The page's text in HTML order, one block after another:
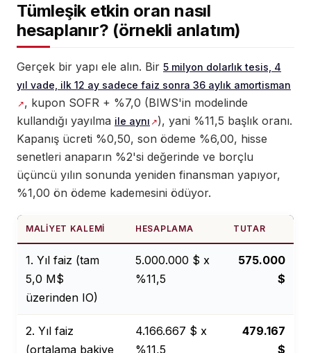
Tümleşik etkin oran nasıl
hesaplanır? (örnekli anlatım)
Gerçek bir yapı ele alın. Bir 5 milyon dolarlık tesis, 4
yıl vade, ilk 12 ay sadece faiz sonra 36 aylık amortisman
, kupon SOFR + %7,0 (BIWS'in modelinde
kullandığı yayılma ile aynı
), yani %11,5 başlık oranı.
Kapanış ücreti %0,50, son ödeme %6,00, hisse
senetleri anaparın %2'si değerinde ve borçlu
üçüncü yılın sonunda yeniden finansman yapıyor,
%1,00 ön ödeme kademesini ödüyor.
MALIYET KALEMI HESAPLAMA TUTAR
1. Yıl faiz (tam
5,0 M$
üzerinden IO)
5.000.000 $ x
%11,5
575.000
$
2. Yıl faiz
(ortalama bakiye
4.166.667 $ x
%11,5
479.167
$